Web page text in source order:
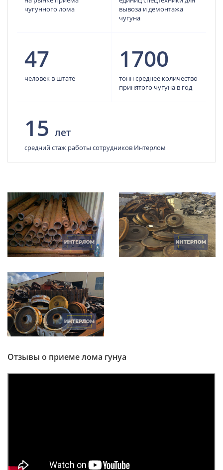
чугунного лома
вывоза и демонтажа
чугуна
47
человек в штате
1700
тонн среднее количество
принятого чугуна в год
15 лет
средний стаж работы сотрудников Интерлом
Отзывы о приеме лома гунуа